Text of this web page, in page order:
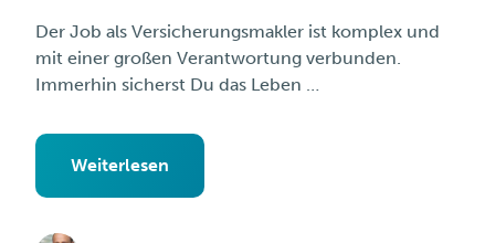
Der Job als Versicherungsmakler ist komplex und
mit einer großen Verantwortung verbunden.
Immerhin sicherst Du das Leben …
Weiterlesen